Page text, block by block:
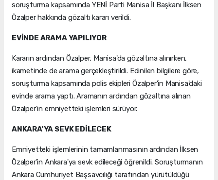
soruşturma kapsamında YENİ Parti Manisa İl Başkanı İlksen
Özalper hakkında gözaltı kararı verildi.
EVİNDE ARAMA YAPILIYOR
Kararın ardından Özalper, Manisa'da gözaltına alınırken,
ikametinde de arama gerçekleştirildi. Edinilen bilgilere göre,
soruşturma kapsamında polis ekipleri Özalper'in Manisa'daki
evinde arama yaptı. Aramanın ardından gözaltına alınan
Özalper'in emniyetteki işlemleri sürüyor.
ANKARA'YA SEVK EDİLECEK
Emniyetteki işlemlerinin tamamlanmasının ardından İlksen
Özalper'in Ankara'ya sevk edileceği öğrenildi. Soruşturmanın
Ankara Cumhuriyet Başsavcılığı tarafından yürütüldüğü